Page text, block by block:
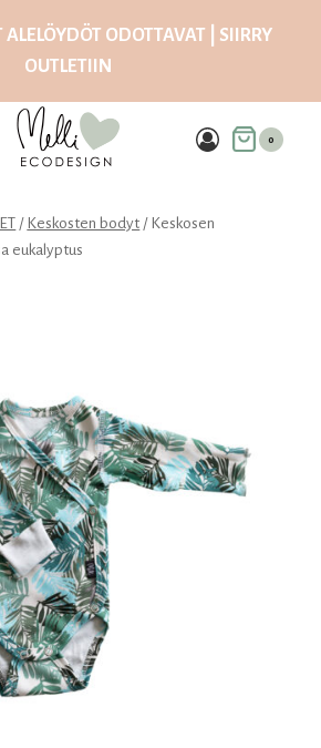
ODOTTAVAT | SIIRRY
OUTLETIIN
0
/ Keskosten bodyt / Keskosen
eukalyptus